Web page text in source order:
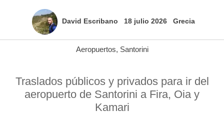
David Escribano 18 julio 2026 Grecia
Aeropuertos, Santorini
Traslados públicos y privados para ir del
aeropuerto de Santorini a Fira, Oia y
Kamari